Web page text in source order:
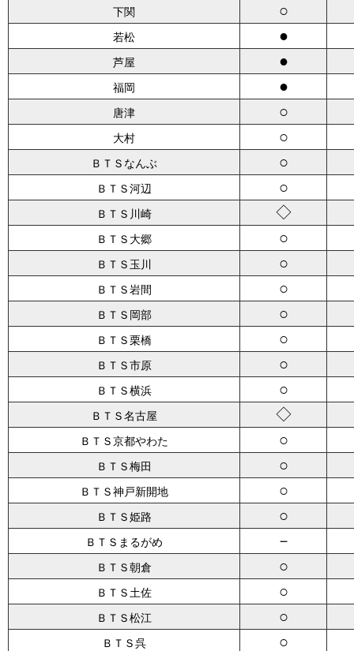
下関 ○
若松 ●
芦屋 ●
福岡 ●
唐津 ○
大村 ○
ＢＴＳなんぶ ○
ＢＴＳ河辺 ○
ＢＴＳ川崎 ◇
ＢＴＳ大郷 ○
ＢＴＳ玉川 ○
ＢＴＳ岩間 ○
ＢＴＳ岡部 ○
ＢＴＳ栗橋 ○
ＢＴＳ市原 ○
ＢＴＳ横浜 ○
ＢＴＳ名古屋 ◇
ＢＴＳ京都やわた ○
ＢＴＳ梅田 ○
ＢＴＳ神戸新開地 ○
ＢＴＳ姫路 ○
ＢＴＳまるがめ －
ＢＴＳ朝倉 ○
ＢＴＳ土佐 ○
ＢＴＳ松江 ○
ＢＴＳ呉 ○